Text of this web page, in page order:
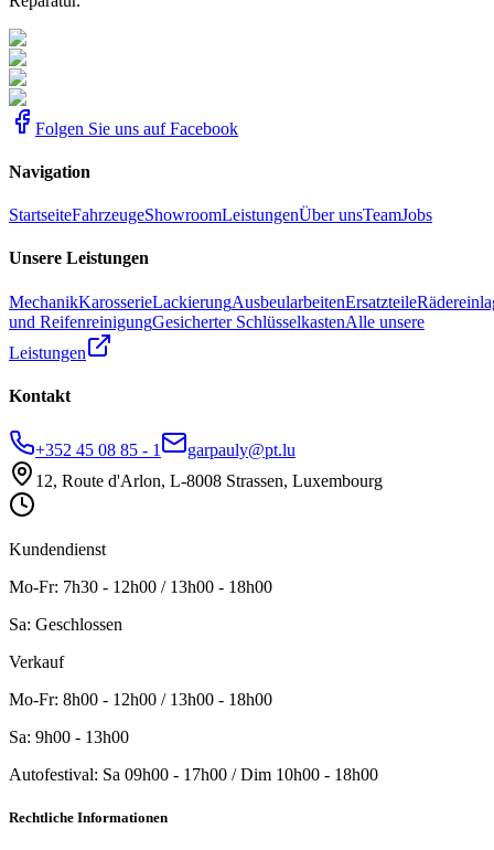
Folgen Sie uns auf Facebook
Navigation
StartseiteFahrzeugeShowroomLeistungenÜber unsTeamJobs
Unsere Leistungen
MechanikKarosserieLackierungAusbeularbeitenErsatzteile
und ReifenreinigungGesicherter SchlüsselkastenAlle unsere
Leistungen
Kontakt
+352 45 08 85 - 1
garpauly@pt.lu
12, Route d'Arlon, L-8008 Strassen, Luxembourg
Kundendienst
Mo-Fr: 7h30 - 12h00 / 13h00 - 18h00
Sa: Geschlossen
Verkauf
Mo-Fr: 8h00 - 12h00 / 13h00 - 18h00
Sa: 9h00 - 13h00
Autofestival: Sa 09h00 - 17h00 / Dim 10h00 - 18h00
Rechtliche Informationen